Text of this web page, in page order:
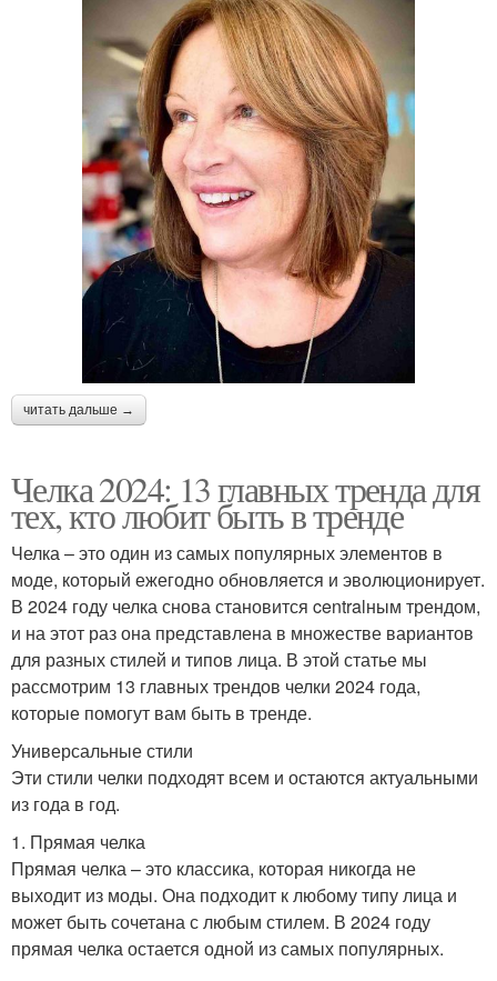
читать дальше →
Челка 2024: 13 главных тренда для
тех, кто любит быть в тренде
Челка – это один из самых популярных элементов в
моде, который ежегодно обновляется и эволюционирует.
В 2024 году челка снова становится centralным трендом,
и на этот раз она представлена в множестве вариантов
для разных стилей и типов лица. В этой статье мы
рассмотрим 13 главных трендов челки 2024 года,
которые помогут вам быть в тренде.
Универсальные стили
Эти стили челки подходят всем и остаются актуальными
из года в год.
1. Прямая челка
Прямая челка – это классика, которая никогда не
выходит из моды. Она подходит к любому типу лица и
может быть сочетана с любым стилем. В 2024 году
прямая челка остается одной из самых популярных.